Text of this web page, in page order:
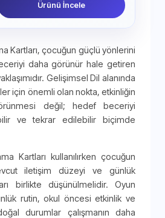
Ürünü İncele
Kartları, çocuğun güçlü yönlerini
daha görünür hale getiren
Gelişimsel Dil alanında
için önemli olan nokta, etkinliğin
değil; hedef beceriyi
ve tekrar edilebilir biçimde
Kartları kullanılırken çocuğun
iletişim düzeyi ve günlük
birlikte düşünülmelidir. Oyun
rutin, okul öncesi etkinlik ve
durumlar çalışmanın daha